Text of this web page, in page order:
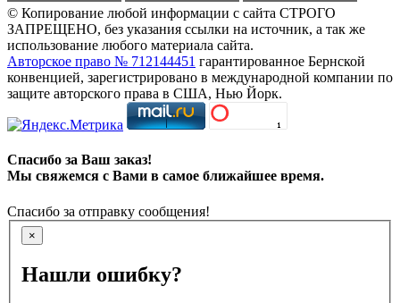
© Копирование любой информации с сайта СТРОГО
ЗАПРЕЩЕНО, без указания ссылки на источник, а так же
использование любого материала сайта.
Авторское право № 712144451 гарантированное Бернской
конвенцией, зарегистрировано в международной компании по
защите авторского права в США, Нью Йорк.
Спасибо за Ваш заказ!
Мы свяжемся с Вами в самое ближайшее время.
Спасибо за отправку сообщения!
×
Нашли ошибку?